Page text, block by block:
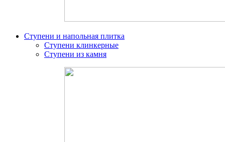
Ступени и напольная плитка
Ступени клинкерные
Ступени из камня